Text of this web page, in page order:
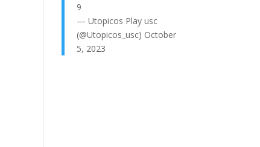
9
— Utopicos Play usc
(@Utopicos_usc) October
5, 2023